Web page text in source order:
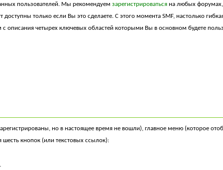
пользователей. Мы рекомендуем зарегистрироватьсяна любых форумах,
только если Вы это сделаете. С этого момента SMF, настолько
четырех ключевых областей которыми Вы в основном будете
но в настоящее время не вошли), главное меню (которое
кнопок (или текстовых ссылок):